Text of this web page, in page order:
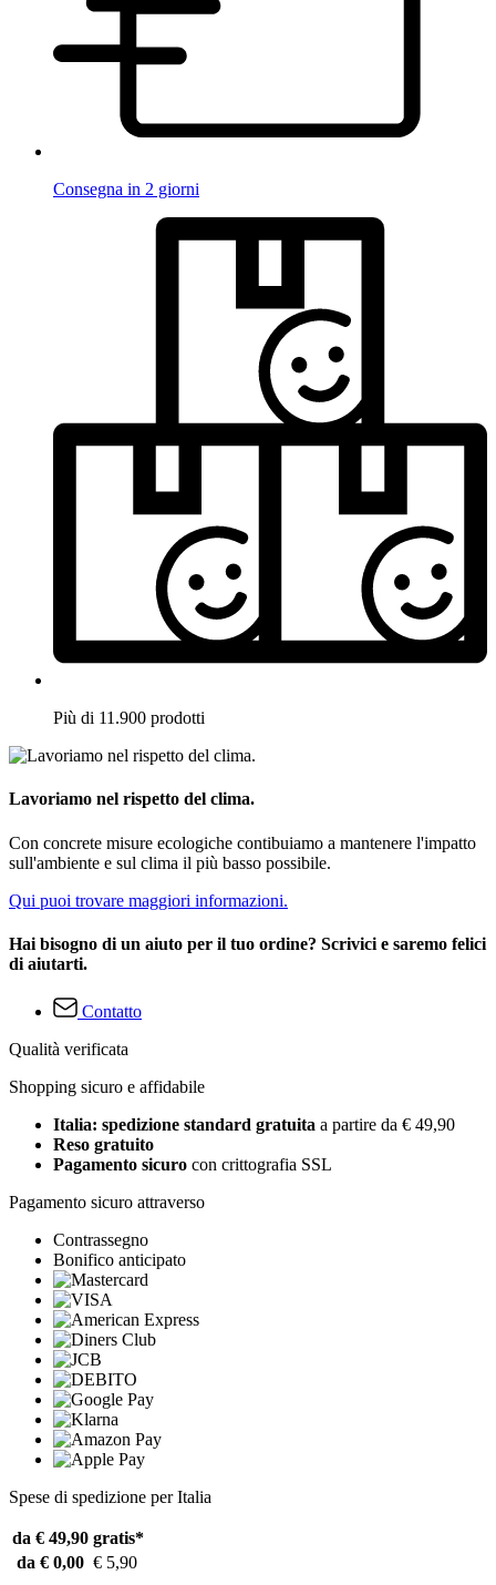
Consegna in 2 giorni
Più di 11.900 prodotti
Lavoriamo nel rispetto del clima.
Con concrete misure ecologiche contibuiamo a mantenere l'impatto
sull'ambiente e sul clima il più basso possibile.
Qui puoi trovare maggiori informazioni.
Hai bisogno di un aiuto per il tuo ordine? Scrivici e saremo felici
di aiutarti.
Contatto
Qualità verificata
Shopping sicuro e affidabile
Italia: spedizione standard gratuita a partire da € 49,90
Reso gratuito
Pagamento sicuro con crittografia SSL
Pagamento sicuro attraverso
Contrassegno
Bonifico anticipato
Spese di spedizione per Italia
da € 49,90 gratis*
da € 0,00 € 5,90